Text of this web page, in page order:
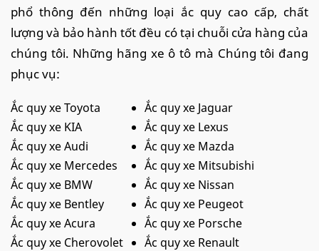
phổ thông đến những loại ắc quy cao cấp, chất
lượng và bảo hành tốt đều có tại chuỗi cửa hàng của
chúng tôi. Những hãng xe ô tô mà Chúng tôi đang
phục vụ:
Ắc quy xe Toyota
Ắc quy xe KIA
Ắc quy xe Audi
Ắc quy xe Mercedes
Ắc quy xe BMW
Ắc quy xe Bentley
Ắc quy xe Acura
Ắc quy xe Cherovolet
Ắc quy xe Jaguar
Ắc quy xe Lexus
Ắc quy xe Mazda
Ắc quy xe Mitsubishi
Ắc quy xe Nissan
Ắc quy xe Peugeot
Ắc quy xe Porsche
Ắc quy xe Renault